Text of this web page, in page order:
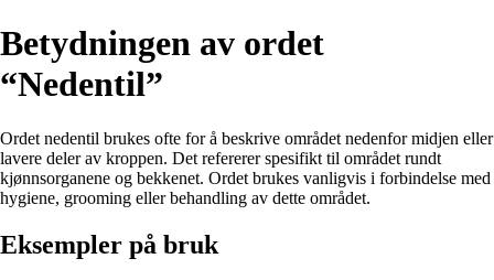
Betydningen av ordet
“Nedentil”
Ordet nedentil brukes ofte for å beskrive området nedenfor midjen eller
lavere deler av kroppen. Det refererer spesifikt til området rundt
kjønnsorganene og bekkenet. Ordet brukes vanligvis i forbindelse med
hygiene, grooming eller behandling av dette området.
Eksempler på bruk